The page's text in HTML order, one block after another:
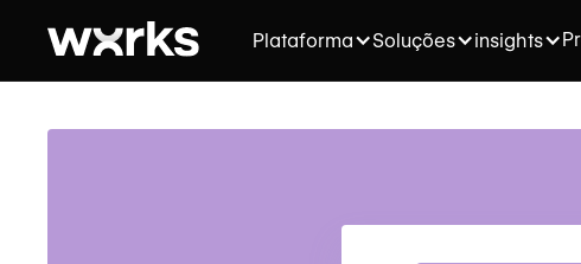
Plataforma Soluções insights